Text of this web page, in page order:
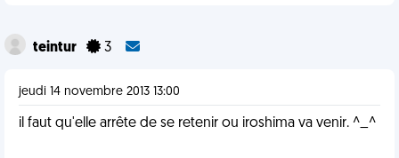
teintur 3
jeudi 14 novembre 2013 13:00
il faut qu'elle arrête de se retenir ou iroshima va venir. ^_^